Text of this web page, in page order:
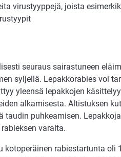
virustyyppejä, joista
seuraus sairastuneen
syljellä. Lepakkorabies voi
yleensä lepakkojen
alkamisesta. Altistuksen
puhkeamisen.
varalta.
kotoperäinen rabiestartunta oli